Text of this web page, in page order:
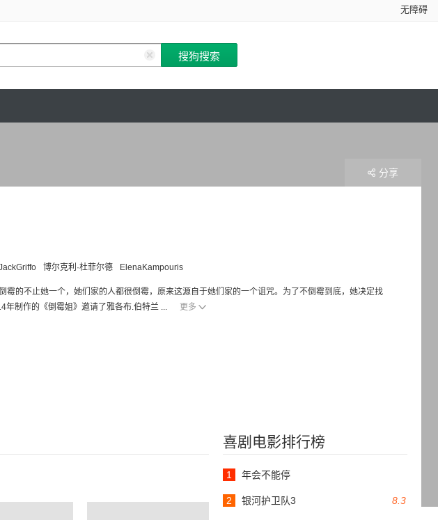
无障碍
博尔克利·杜菲尔德 ElenaKampouris
的不止她一个，她们家的人都很倒霉，原来这源自于她们家的一个诅咒。为了不倒霉到底，她决定找
年制作的《倒霉姐》邀请了雅各布.伯特兰 ...
更多
分享
喜剧电影排行榜
1 年会不能停
8.3
2 银河护卫队3